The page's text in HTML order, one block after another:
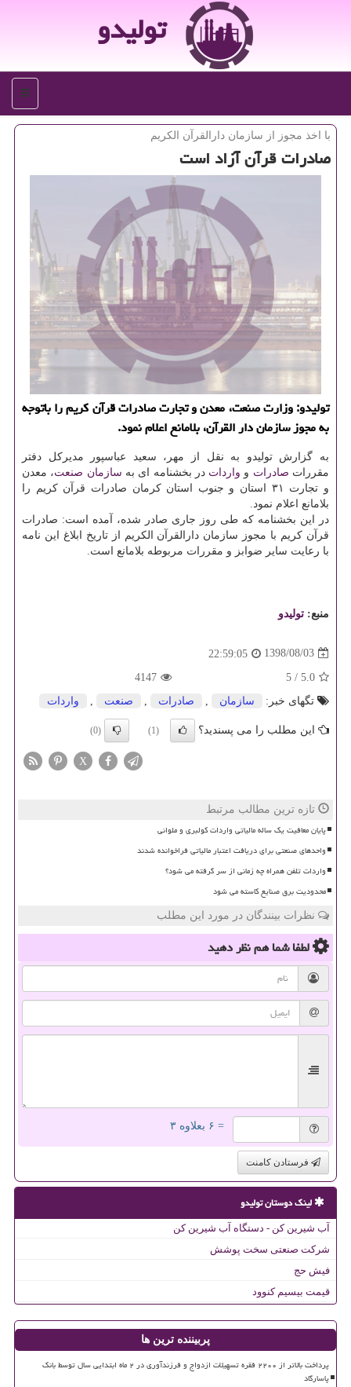
تولیدو
منو
با اخذ مجوز از سازمان دارالقرآن الكریم
صادرات قرآن آزاد است
تولیدو: وزارت صنعت، معدن و تجارت صادرات قرآن كریم را باتوجه
به مجوز سازمان دار القرآن، بلامانع اعلام نمود.
به گزارش تولیدو به نقل از مهر، سعید عباسپور مدیركل دفتر
مقررات صادرات و واردات در بخشنامه ای به سازمان صنعت، معدن
و تجارت ۳۱ استان و جنوب استان كرمان صادرات قرآن كریم را
بلامانع اعلام نمود.
در این بخشنامه كه طی روز جاری صادر شده، آمده است: صادرات
قرآن كریم با مجوز سازمان دارالقرآن الكریم از تاریخ ابلاغ این نامه
با رعایت سایر ضوابز و مقررات مربوطه بلامانع است.
منبع: تولیدو
1398/08/03
22:59:05
5.0
/
5
4147
تگهای خبر:
سازمان صادرات صنعت واردات
این مطلب را می پسندید؟ (1)
(0)
X
تازه ترین مطالب مرتبط
پایان معافیت یک ساله مالیاتی واردات کولبری و ملوانی
واحدهای صنعتی برای دریافت اعتبار مالیاتی فراخوانده شدند
واردات تلفن همراه چه زمانی از سر گرفته می شود؟
محدودیت برق صنایع کاسته می شود
نظرات بینندگان در مورد این مطلب
لطفا شما همنظر دهید
= ۶ بعلاوه ۳
فرستادن کامنت
لینک دوستان تولیدو
آب شیرین کن - دستگاه آب شیرین کن
شرکت صنعتی سخت پوشش
فیش حج
قیمت بیسیم کنوود
پربیننده ترین ها
پرداخت بالاتر از ۲۲۰۰ فقره تسهیلات ازدواج و فرزندآوری در ۲ ماه ابتدایی سال توسط بانک
پاسارگاد